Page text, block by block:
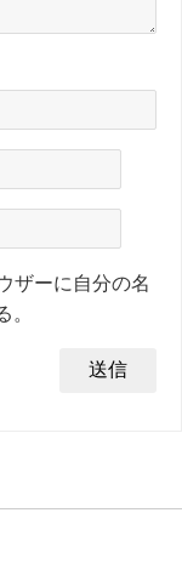
ザーに自分の名
。